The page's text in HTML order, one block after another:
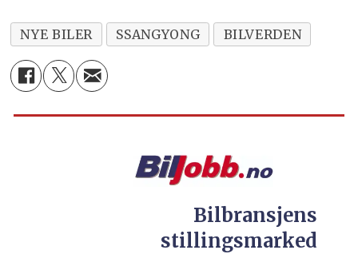
NYE BILER SSANGYONG BILVERDEN
Bilbransjens
stillingsmarked